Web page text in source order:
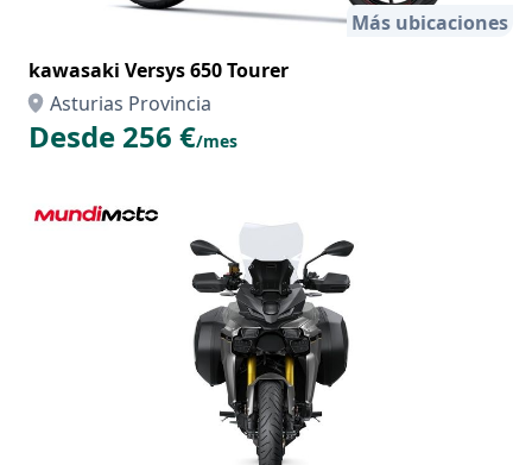
Más ubicaciones
kawasaki Versys 650 Tourer
Asturias Provincia
Desde 256 €/mes